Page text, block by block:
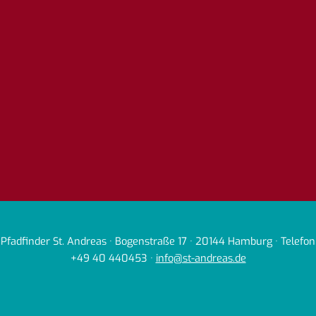
Pfadfinder St. Andreas · Bogenstraße 17 · 20144 Hamburg · Telefon
+49 40 440453 · info@st-andreas.de